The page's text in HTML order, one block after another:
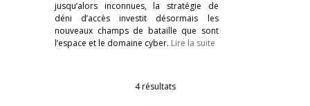
jusqu’alors inconnues, la stratégie de
déni d’accès investit désormais les
nouveaux champs de bataille que sont
l’espace et le domaine cyber. Lire la suite
4 résultats